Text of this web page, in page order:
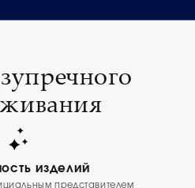
изделий
представителем